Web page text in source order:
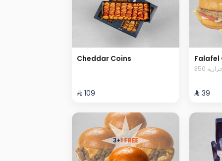
Cheddar Coins
⁨⁦‪‬ 109⁩
Falafel
⁨⁦‪‬ 39⁩